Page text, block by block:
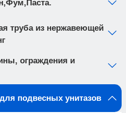
смыва INOX-C цвета
сталь (арт.
унитаз с
такие особенности
не мешает потоку воды
грязи и бактерий
антивсплеск
брызг и
труба из нержавеющей
ограждения и
подвесных унитазов